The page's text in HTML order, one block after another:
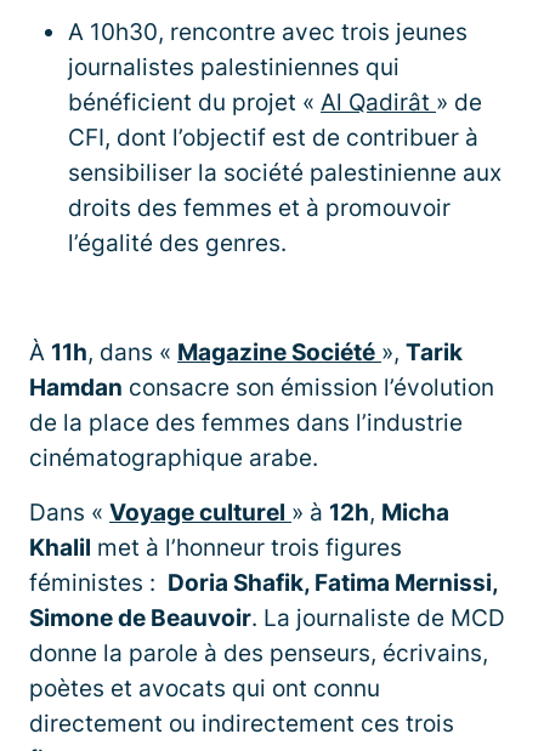
A 10h30, rencontre avec trois jeunes
journalistes palestiniennes qui
bénéficient du projet « Al Qadirât » de
CFI, dont l’objectif est de contribuer à
sensibiliser la société palestinienne aux
droits des femmes et à promouvoir
l’égalité des genres.
À 11h, dans « Magazine Société », Tarik
Hamdan consacre son émission l’évolution
de la place des femmes dans l’industrie
cinématographique arabe.
Dans « Voyage culturel » à 12h, Micha
Khalil met à l’honneur trois figures
féministes : Doria Shafik, Fatima Mernissi,
Simone de Beauvoir. La journaliste de MCD
donne la parole à des penseurs, écrivains,
poètes et avocats qui ont connu
directement ou indirectement ces trois